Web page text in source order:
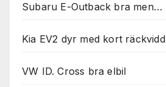
Subaru E-Outback bra men…
Kia EV2 dyr med kort räckvidd
VW ID. Cross bra elbil